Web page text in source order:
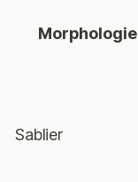
Morphologie
Sablier